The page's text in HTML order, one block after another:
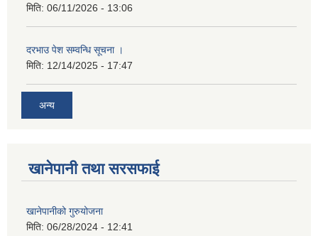
मिति: 06/11/2026 - 13:06
दरभाउ पेश सम्वन्धि सूचना ।
मिति: 12/14/2025 - 17:47
अन्य
खानेपानी तथा सरसफाई
खानेपानीको गुरुयोजना
मिति: 06/28/2024 - 12:41